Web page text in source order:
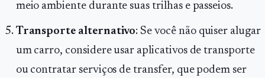
meio ambiente durante suas trilhas e passeios.
Transporte alternativo: Se você não quiser alugar
um carro, considere usar aplicativos de transporte
ou contratar serviços de transfer, que podem ser